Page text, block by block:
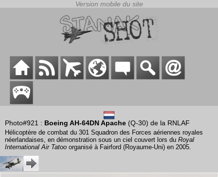
Photo#921 : Boeing AH-64DN Apache (Q-30) de la RNLAF
Hélicoptère de combat du 301 Squadron des Forces aériennes royales
néerlandaises, en démonstration sous un ciel couvert lors du Royal
International Air Tatoo organisé à Fairford (Royaume-Uni) en 2005.